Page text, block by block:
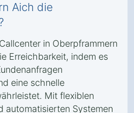
Aich die
in Oberpframmern
Erreichbarkeit, indem es
eine schnelle
Mit flexiblen
automatisierten Systemen